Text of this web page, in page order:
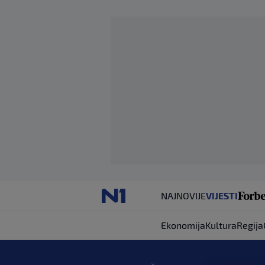
NAJNOVIJEVIJESTI
EkonomijaKulturaRegija